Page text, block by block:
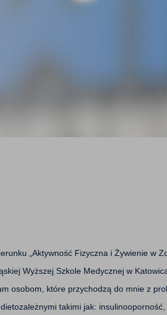
„Aktywność Fizyczna i Żywienie w
Wyższej Szkole Medycznej w
osobom, które przychodzą do mnie z
takimi jak: